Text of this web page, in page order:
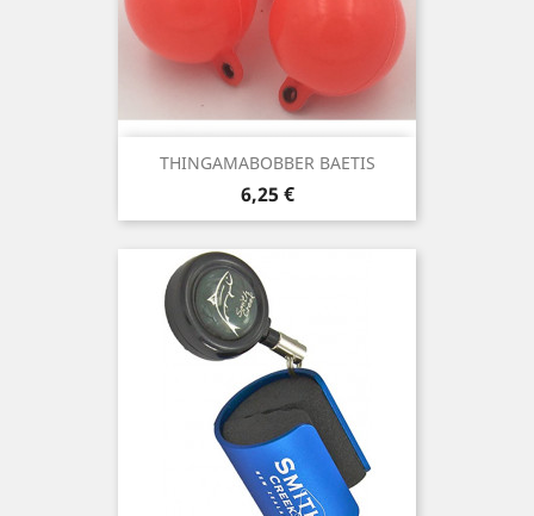
THINGAMABOBBER BAETIS
Precio
6,25 €